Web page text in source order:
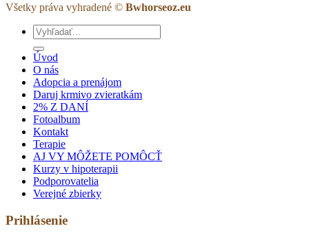
80,00 €
Všetky práva vyhradené © Bwhorseoz.eu
Hľadať:
Úvod
O nás
Adopcia a prenájom
Daruj krmivo zvieratkám
2% Z DANÍ
Fotoalbum
Kontakt
Terapie
AJ VY MÔŽETE POMÔCŤ
Kurzy v hipoterapii
Podporovatelia
Verejné zbierky
Prihlásenie